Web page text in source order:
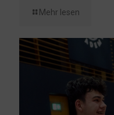
Mehr lesen